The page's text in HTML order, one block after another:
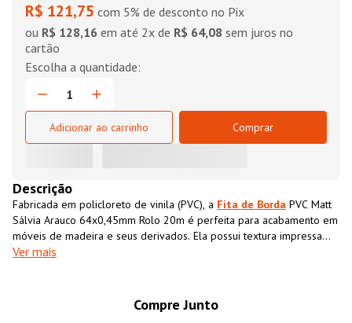
R$ 121,75 com 5% de desconto no Pix
ou R$ 128,16 em até 2x de R$ 64,08 sem juros no
cartão
Adicionar ao carrinho Comprar
Descrição
Fabricada em policloreto de vinila (PVC), a Fita de Borda PVC Matt
Sálvia Arauco 64x0,45mm Rolo 20m é perfeita para acabamento em
móveis de madeira e seus derivados. Ela possui textura impressa
semelhante ao MDF, que além de conferir acabamento superior ao
Ver mais
Compre Junto